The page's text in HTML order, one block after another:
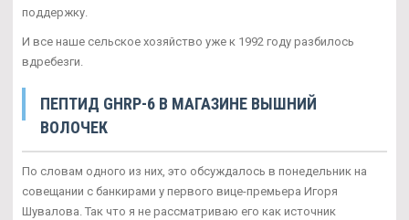
поддержку.
И все наше сельское хозяйство уже к 1992 году разбилось
вдребезги.
ПЕПТИД GHRP-6 В МАГАЗИНЕ ВЫШНИЙ
ВОЛОЧЕК
По словам одного из них, это обсуждалось в понедельник на
совещании с банкирами у первого вице-премьера Игоря
Шувалова. Так что я не рассматриваю его как источник